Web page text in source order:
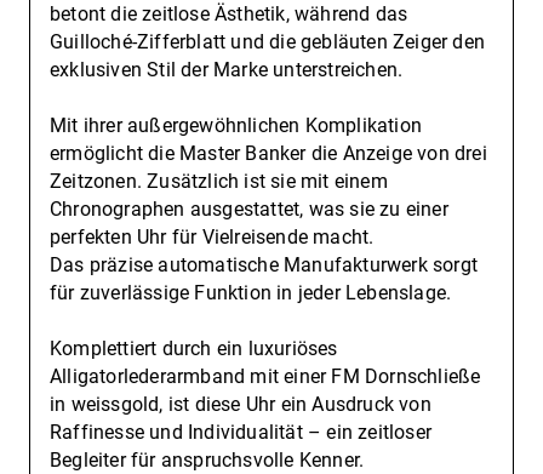
betont die zeitlose Ästhetik, während das
Guilloché-Zifferblatt und die gebläuten Zeiger den
exklusiven Stil der Marke unterstreichen.
Mit ihrer außergewöhnlichen Komplikation
ermöglicht die Master Banker die Anzeige von drei
Zeitzonen. Zusätzlich ist sie mit einem
Chronographen ausgestattet, was sie zu einer
perfekten Uhr für Vielreisende macht.
Das präzise automatische Manufakturwerk sorgt
für zuverlässige Funktion in jeder Lebenslage.
Komplettiert durch ein luxuriöses
Alligatorlederarmband mit einer FM Dornschließe
in weissgold, ist diese Uhr ein Ausdruck von
Raffinesse und Individualität – ein zeitloser
Begleiter für anspruchsvolle Kenner.